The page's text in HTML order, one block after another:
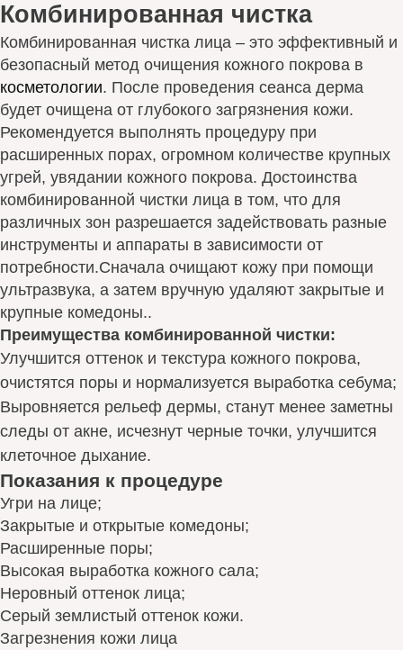
Комбинированная чистка
Комбинированная чистка лица – это эффективный и
безопасный метод очищения кожного покрова в
косметологии. После проведения сеанса дерма
будет очищена от глубокого загрязнения кожи.
Рекомендуется выполнять процедуру при
расширенных порах, огромном количестве крупных
угрей, увядании кожного покрова. Достоинства
комбинированной чистки лица в том, что для
различных зон разрешается задействовать разные
инструменты и аппараты в зависимости от
потребности.Сначала очищают кожу при помощи
ультразвука, а затем вручную удаляют закрытые и
крупные комедоны..
Преимущества комбинированной чистки:
Улучшится оттенок и текстура кожного покрова,
очистятся поры и нормализуется выработка себума;
Выровняется рельеф дермы, станут менее заметны
следы от акне, исчезнут черные точки, улучшится
клеточное дыхание.
Показания к процедуре
Угри на лице;
Закрытые и открытые комедоны;
Расширенные поры;
Высокая выработка кожного сала;
Неровный оттенок лица;
Серый землистый оттенок кожи.
Загрезнения кожи лица